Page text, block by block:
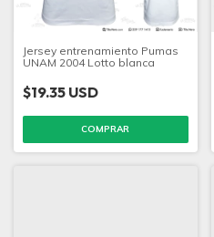
Jersey entrenamiento Pumas
UNAM 2004 Lotto blanca
$19.35 USD
COMPRAR